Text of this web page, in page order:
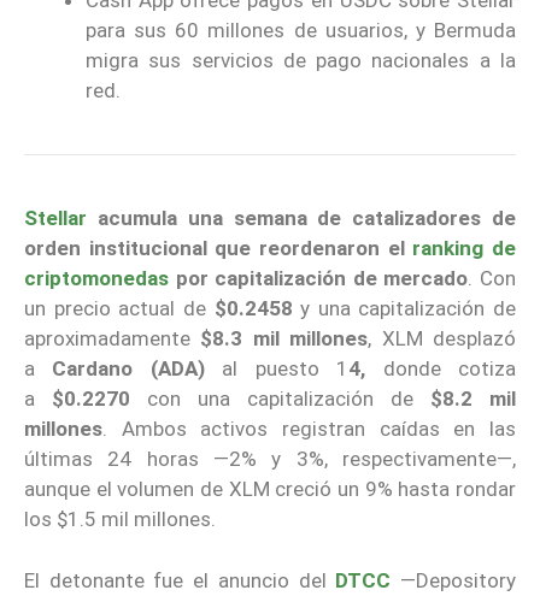
para sus 60 millones de usuarios, y Bermuda
migra sus servicios de pago nacionales a la
red.
Stellar acumula una semana de catalizadores de
orden institucional que reordenaron el ranking de
criptomonedas por capitalización de mercado. Con
un precio actual de $0.2458 y una capitalización de
aproximadamente $8.3 mil millones, XLM desplazó
a Cardano (ADA)al puesto 1 4, donde cotiza
a $0.2270 con una capitalización de $8.2 mil
millones. Ambos activos registran caídas en las
últimas 24 horas —2% y 3%, respectivamente—,
aunque el volumen de XLM creció un 9% hasta rondar
los $1.5 mil millones.
El detonante fue el anuncio del DTCC —Depository